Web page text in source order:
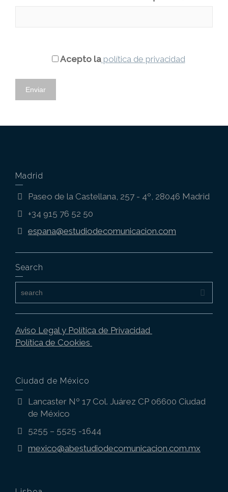
Acepto lapolítica de privacidad
Madrid
Paseo de la Castellana, 257 - 4º, 28046 Madrid
+34 915 76 52 50
espana@estudiodecomunicacion.com
Search
Aviso Legal y Política de Privacidad
Política de Cookies
Ciudad de México
Lancaster Nº 17 Col. Juárez CP 06600 Ciudad
de México
5255 – 5525 -1644
mexico@abestudiodecomunicacion.com.mx